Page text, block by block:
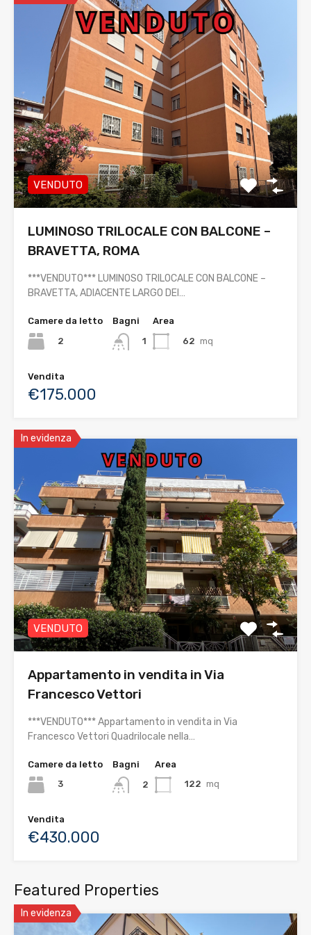
VENDUTO
LUMINOSO TRILOCALE CON BALCONE –
BRAVETTA, ROMA
***VENDUTO*** LUMINOSO TRILOCALE CON BALCONE –
BRAVETTA, ADIACENTE LARGO DEI…
Camere da letto
2
Bagni
1
Area
62 mq
Vendita
€175.000
In evidenza
VENDUTO
Appartamento in vendita in Via
Francesco Vettori
***VENDUTO*** Appartamento in vendita in Via
Francesco Vettori Quadrilocale nella…
Camere da letto
3
Bagni
2
Area
122 mq
Vendita
€430.000
Featured Properties
In evidenza